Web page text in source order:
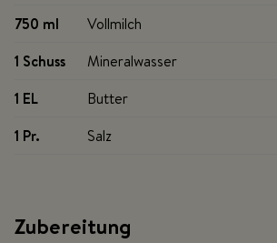
750 ml
Vollmilch
1 Schuss
Mineralwasser
1 EL
Butter
1 Pr. Salz
Zubereitung